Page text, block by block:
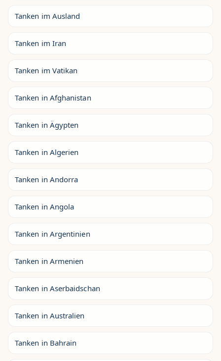
Tanken im Ausland
Tanken im Iran
Tanken im Vatikan
Tanken in Afghanistan
Tanken in Ägypten
Tanken in Algerien
Tanken in Andorra
Tanken in Angola
Tanken in Argentinien
Tanken in Armenien
Tanken in Aserbaidschan
Tanken in Australien
Tanken in Bahrain